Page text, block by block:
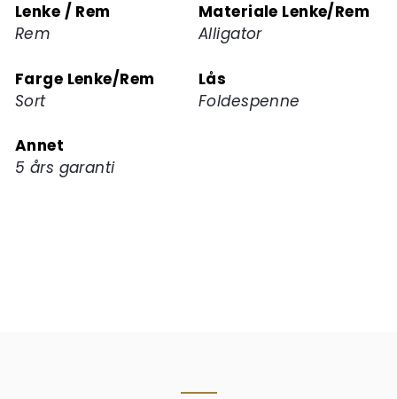
Lenke / Rem
Rem
Materiale Lenke/Rem
Alligator
Farge Lenke/Rem
Sort
Lås
Foldespenne
Annet
5 års garanti